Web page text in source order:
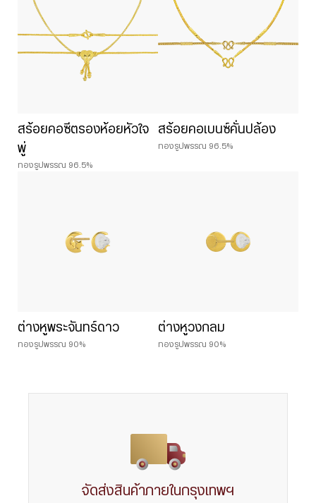
สร้อยคอซีตรองห้อยหัวใจ
พู่
ทองรูปพรรณ 96.5%
สร้อยคอเบนซ์คั่นปล้อง
ทองรูปพรรณ 96.5%
ต่างหูพระจันทร์ดาว
ทองรูปพรรณ 90%
ต่างหูวงกลม
ทองรูปพรรณ 90%
จัดส่งสินค้าภายในกรุงเทพฯ